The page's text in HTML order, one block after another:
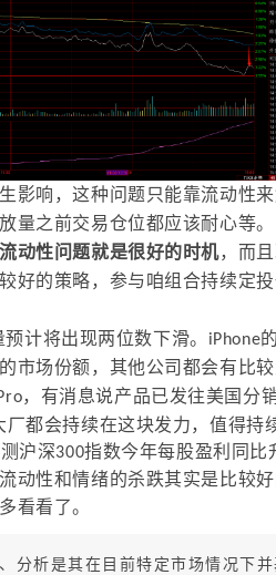
影响，这种问题只能靠流动性
量之前交易仓位都应该耐心等。
动性问题就是很好的时机，而
好的策略，参与咱组合持续定
计将出现两位数下滑。iPhone
市场份额，其他公司都会有比较
，有消息说产品已发往美国分
都会持续在这块发力，值得持
沪深300指数今年每股盈利同
动性和情绪的杀跌其实是比较
看看了。
分析是其在目前特定市场情况下